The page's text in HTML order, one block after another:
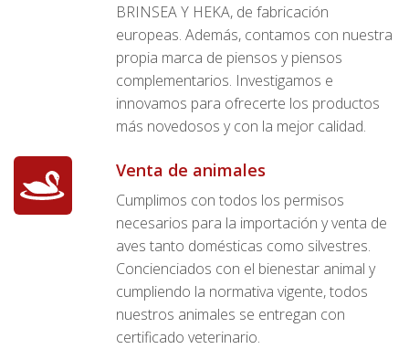
BRINSEA Y HEKA, de fabricación
europeas. Además, contamos con nuestra
propia marca de piensos y piensos
complementarios. Investigamos e
innovamos para ofrecerte los productos
más novedosos y con la mejor calidad.
Venta de animales
Cumplimos con todos los permisos
necesarios para la importación y venta de
aves tanto domésticas como silvestres.
Concienciados con el bienestar animal y
cumpliendo la normativa vigente, todos
nuestros animales se entregan con
certificado veterinario.